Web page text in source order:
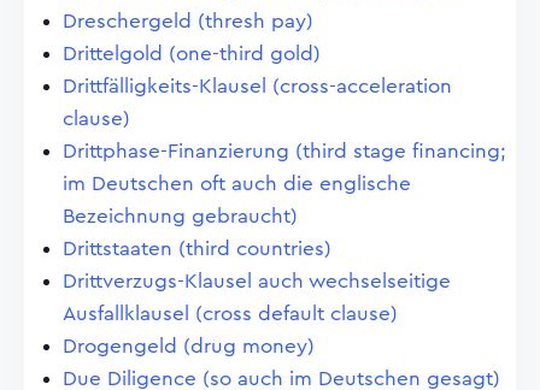
Dreschergeld (thresh pay)
Drittelgold (one-third gold)
Drittfälligkeits-Klausel (cross-acceleration
clause)
Drittphase-Finanzierung (third stage financing;
im Deutschen oft auch die englische
Bezeichnung gebraucht)
Drittstaaten (third countries)
Drittverzugs-Klausel auch wechselseitige
Ausfallklausel (cross default clause)
Drogengeld (drug money)
Due Diligence (so auch im Deutschen gesagt)